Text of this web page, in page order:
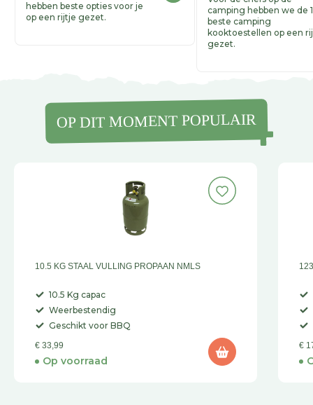
hebben beste opties voor je
op een rijtje gezet.
camping hebben we de
beste camping
kooktoestellen op een rij
gezet.
OP DIT MOMENT POPULAIR
10.5 KG STAAL VULLING PROPAAN NMLS
10.5 Kg capac
Weerbestendig
Geschikt voor BBQ
€ 33,99
Op voorraad
€